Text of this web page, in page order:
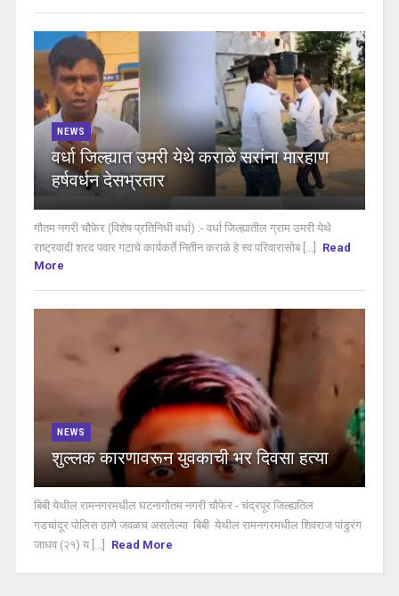
NEWS
वर्धा जिल्ह्यात उमरी येथे कराळे सरांना मारहाण
हर्षवर्धन देसभ्रतार
गौतम नगरी चौफेर (विशेष प्रतिनिधी वर्धा) :- वर्धा जिल्ह्यातील ग्राम उमरी येथे
राष्ट्रवादी शरद पवार गटाचे कार्यकर्ते नितीन कराळे हे स्व परिवारासोब [...]
Read
More
NEWS
शुल्लक कारणावरून युवकाची भर दिवसा हत्या
बिबी येथील रामनगरमधील घटनागौतम नगरी चौफेर - चंद्रपूर जिल्ह्यतिल
गडचांदूर पोलिस ठाणे जवळच असलेल्या बिबी येथील रामनगरमधील शिवराज पांडुरंग
जाधव (२१) य [...]
Read More